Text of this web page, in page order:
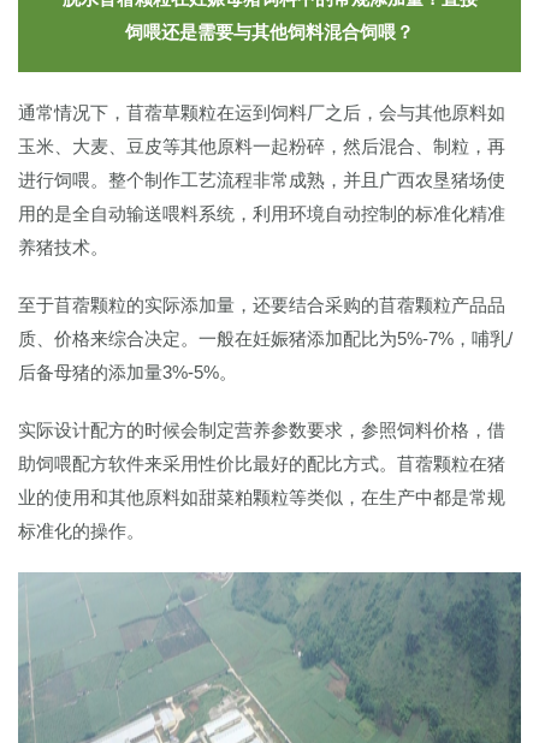
饲喂还是需要与其他饲料混合饲喂？
通常情况下，苜蓿草颗粒在运到饲料厂之后，会与其他原料如
玉米、大麦、豆皮等其他原料一起粉碎，然后混合、制粒，再
进行饲喂。整个制作工艺流程非常成熟，并且广西农垦猪场使
用的是全自动输送喂料系统，利用环境自动控制的标准化精准
养猪技术。
至于苜蓿颗粒的实际添加量，还要结合采购的苜蓿颗粒产品品
质、价格来综合决定。一般在妊娠猪添加配比为5%-7%，哺乳/
后备母猪的添加量3%-5%。
实际设计配方的时候会制定营养参数要求，参照饲料价格，借
助饲喂配方软件来采用性价比最好的配比方式。苜蓿颗粒在猪
业的使用和其他原料如甜菜粕颗粒等类似，在生产中都是常规
标准化的操作。